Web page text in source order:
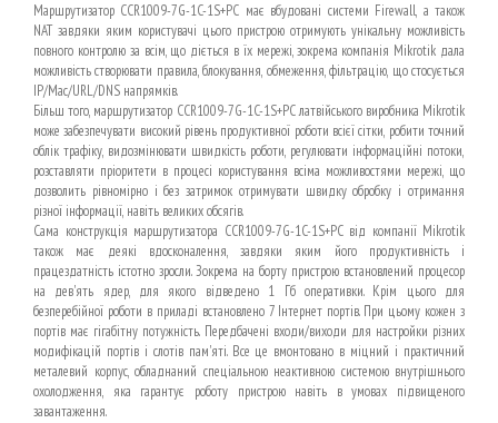
Маршрутизатор CCR1009-7G-1C-1S+PC має вбудовані системи Firewall, а також
NAT завдяки яким користувачі цього пристрою отримують унікальну можливість
повного контролю за всім, що діється в їх мережі, зокрема компанія Mikrotik дала
можливість створювати правила, блокування, обмеження, фільтрацію, що стосується
IP/Mac/URL/DNS напрямків.
Більш того, маршрутизатор CCR1009-7G-1C-1S+PC латвійського виробника Mikrotik
може забезпечувати високий рівень продуктивної роботи всієї сітки, робити точний
облік трафіку, видозмінювати швидкість роботи, регулювати інформаційні потоки,
розставляти пріоритети в процесі користування всіма можливостями мережі, що
дозволить рівномірно і без затримок отримувати швидку обробку і отримання
різної інформації, навіть великих обсягів.
Сама конструкція маршрутизатора CCR1009-7G-1C-1S+PC від компанії Mikrotik
також має деякі вдосконалення, завдяки яким його продуктивність і
працездатність істотно зросли. Зокрема на борту пристрою встановлений процесор
на дев'ять ядер, для якого відведено 1 Гб оперативки. Крім цього для
безперебійної роботи в приладі встановлено 7 Інтернет портів. При цьому кожен з
портів має гігабітну потужність. Передбачені входи/виходи для настройки різних
модифікацій портів і слотів пам'яті. Все це вмонтовано в міцний і практичний
металевий корпус, обладнаний спеціальною неактивною системою внутрішнього
охолодження, яка гарантує роботу пристрою навіть в умовах підвищеного
завантаження.